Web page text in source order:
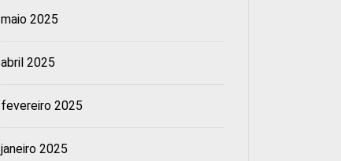
maio 2025
abril 2025
fevereiro 2025
janeiro 2025